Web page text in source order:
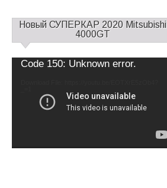
С
й
д
Новый СУПЕРКАР 2020 Mitsubishi
4000GT
Video
Code 150: Unknown error.